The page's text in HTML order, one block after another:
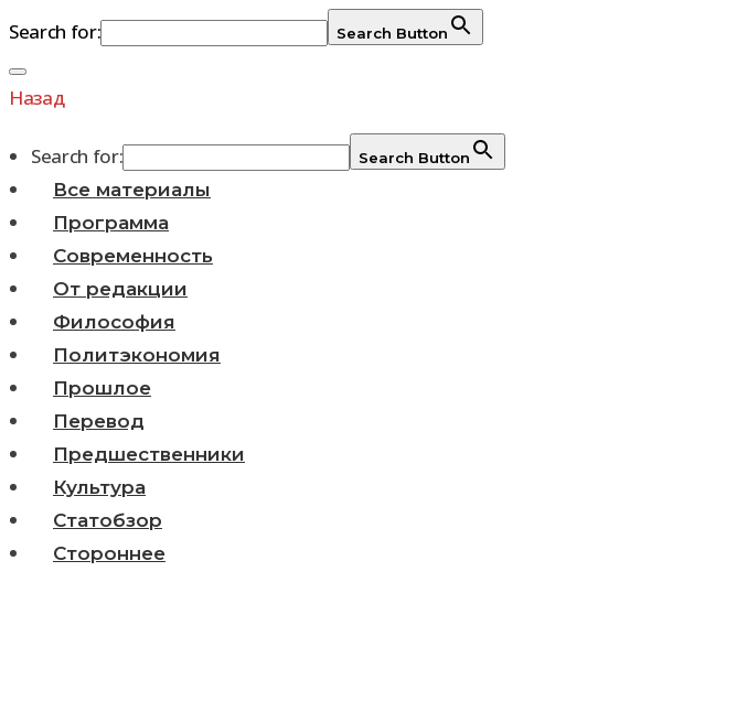
Search for: Search Button
Перейти
к
Назад
Search for: Search Button
Все материалы
Программа
Современность
От редакции
Философия
Политэкономия
Прошлое
Перевод
Предшественники
Культура
Статобзор
Стороннее